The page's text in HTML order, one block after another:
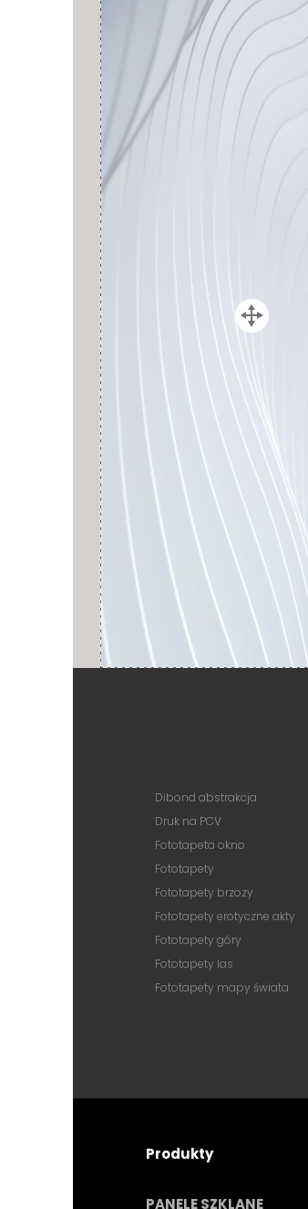
Dibond abstrakcja
Druk na PCV
Fototapeta okno
Fototapety
Fototapety brzozy
Fototapety erotyczne akty
Fototapety góry
Fototapety las
Fototapety mapy świata
Produkty
PANELE SZKLANE